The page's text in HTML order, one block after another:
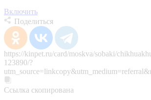
Включить
Поделиться
https://kinpet.ru/card/moskva/sobaki/
123890/?
Ссылка скопирована